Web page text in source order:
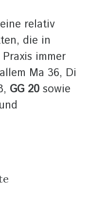
relativ
die in
immer
Ma 36, Di
GG 20 sowie